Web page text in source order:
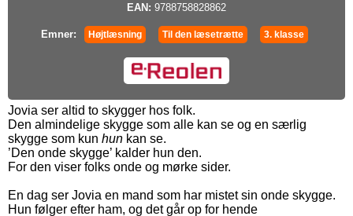
EAN: 9788758828862
Emner: Højtlæsning Til den læsetrætte 3. klasse
Jovia ser altid to skygger hos folk.
Den almindelige skygge som alle kan se og en særlig
skygge som kun hun kan se.
’Den onde skygge’ kalder hun den.
For den viser folks onde og mørke sider.
En dag ser Jovia en mand som har mistet sin onde skygge.
Hun følger efter ham, og det går op for hende